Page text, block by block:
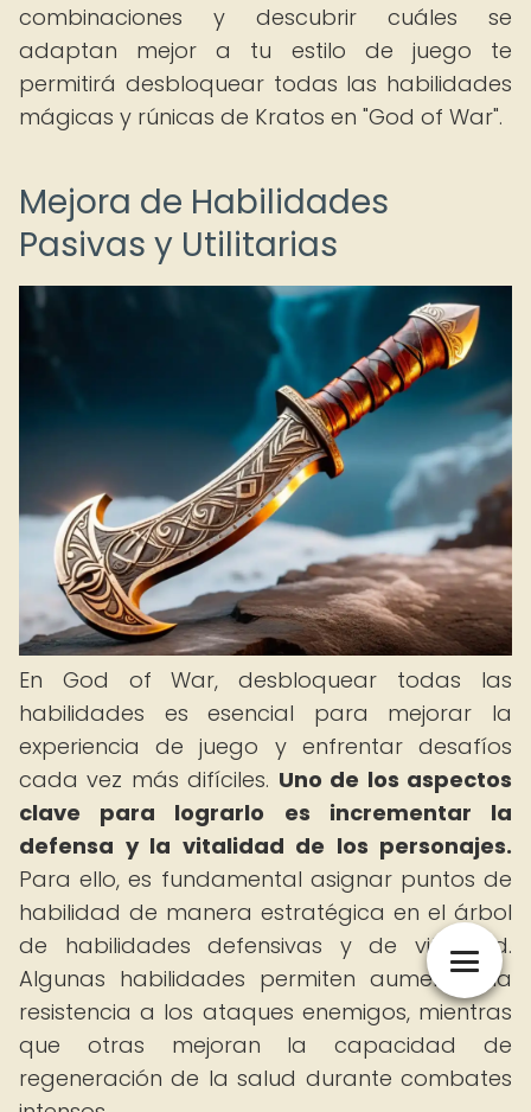
combinaciones y descubrir cuáles se
adaptan mejor a tu estilo de juego te
permitirá desbloquear todas las habilidades
mágicas y rúnicas de Kratos en "God of War".
Mejora de Habilidades
Pasivas y Utilitarias
En God of War, desbloquear todas las
habilidades es esencial para mejorar la
experiencia de juego y enfrentar desafíos
cada vez más difíciles. Uno de los aspectos
clave para lograrlo es incrementar la
defensa y la vitalidad de los personajes.
Para ello, es fundamental asignar puntos de
habilidad de manera estratégica en el árbol
de habilidades defensivas y de vitalidad.
Algunas habilidades permiten aumentar la
resistencia a los ataques enemigos, mientras
que otras mejoran la capacidad de
regeneración de la salud durante combates